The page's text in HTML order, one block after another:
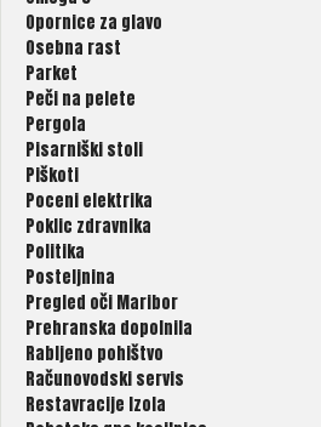
Opornice za glavo
Osebna rast
Parket
Peči na pelete
Pergola
Pisarniški stoli
Piškoti
Poceni elektrika
Poklic zdravnika
Politika
Posteljnina
Pregled oči Maribor
Prehranska dopolnila
Rabljeno pohištvo
Računovodski servis
Restavracije Izola